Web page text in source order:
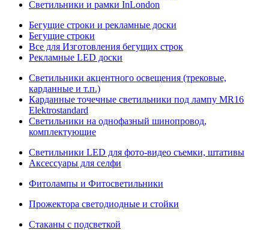
Светильники и рамки InLondon
Бегущие строки и рекламные доски
Бегущие строки
Все для Изготовления бегущих строк
Рекламные LED доски
Светильники акцентного освещения (трековые,
карданные и т.п.)
Карданные точечные светильники под лампу MR16
Elektrostandard
Светильники на однофазный шинопровод,
комплектующие
Светильники LED для фото-видео съемки, штативы
Аксессуары для селфи
Фитолампы и Фитосветильники
Прожектора светодиодные и стойки
Стаканы с подсветкой